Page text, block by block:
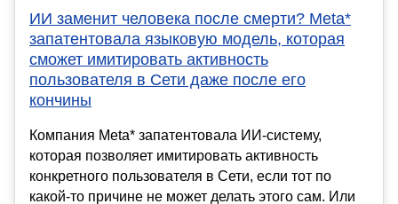
ИИ заменит человека после смерти? Meta*
запатентовала языковую модель, которая
сможет имитировать активность
пользователя в Сети даже после его
кончины
Компания Meta* запатентовала ИИ-систему,
которая позволяет имитировать активность
конкретного пользователя в Сети, если тот по
какой-то причине не может делать этого сам. Или